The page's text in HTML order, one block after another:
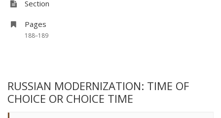
Section
Pages
188–189
RUSSIAN MODERNIZATION: TIME OF
CHOICE OR CHOICE TIME